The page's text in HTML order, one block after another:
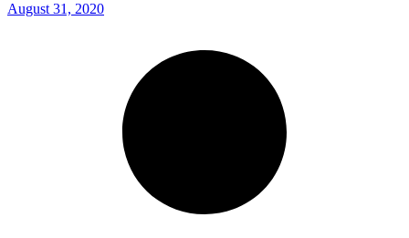
August 31, 2020